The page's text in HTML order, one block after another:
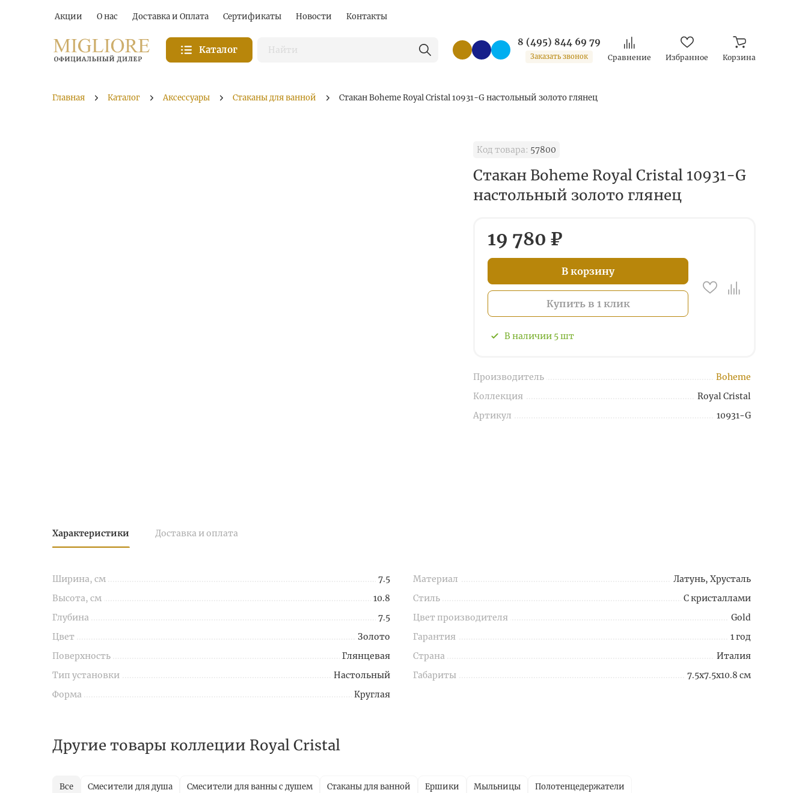
Акции О нас Доставка и Оплата Сертификаты Новости Контакты
Каталог
8 (495) 844 69 79
Заказать звонок Сравнение Избранное Корзина
Главная Каталог Аксессуары Стаканы для ванной Стакан Boheme Royal Cristal 10931-G настольный золото глянец
Код товара: 57800
Стакан Boheme Royal Cristal 10931-G
настольный золото глянец
19 780 ₽
В корзину
Купить в 1 клик
В наличии 5шт
Производитель
Boheme
Коллекция
Royal Cristal
Артикул
10931-G
Характеристики Доставка и оплата
Ширина, см
7.5
Высота, см
10.8
Глубина
7.5
Цвет
Золото
Поверхность
Глянцевая
Тип установки
Настольный
Форма
Круглая
Материал
Латунь, Хрусталь
Стиль
С кристаллами
Цвет производителя
Gold
Гарантия
1 год
Страна
Италия
Габариты
7.5x7.5x10.8 см
Другие товары коллеции Royal Cristal
Все Смесители для душа Смесители для ванны с душем Стаканы для ванной Ершики Мыльницы Полотенцедержатели